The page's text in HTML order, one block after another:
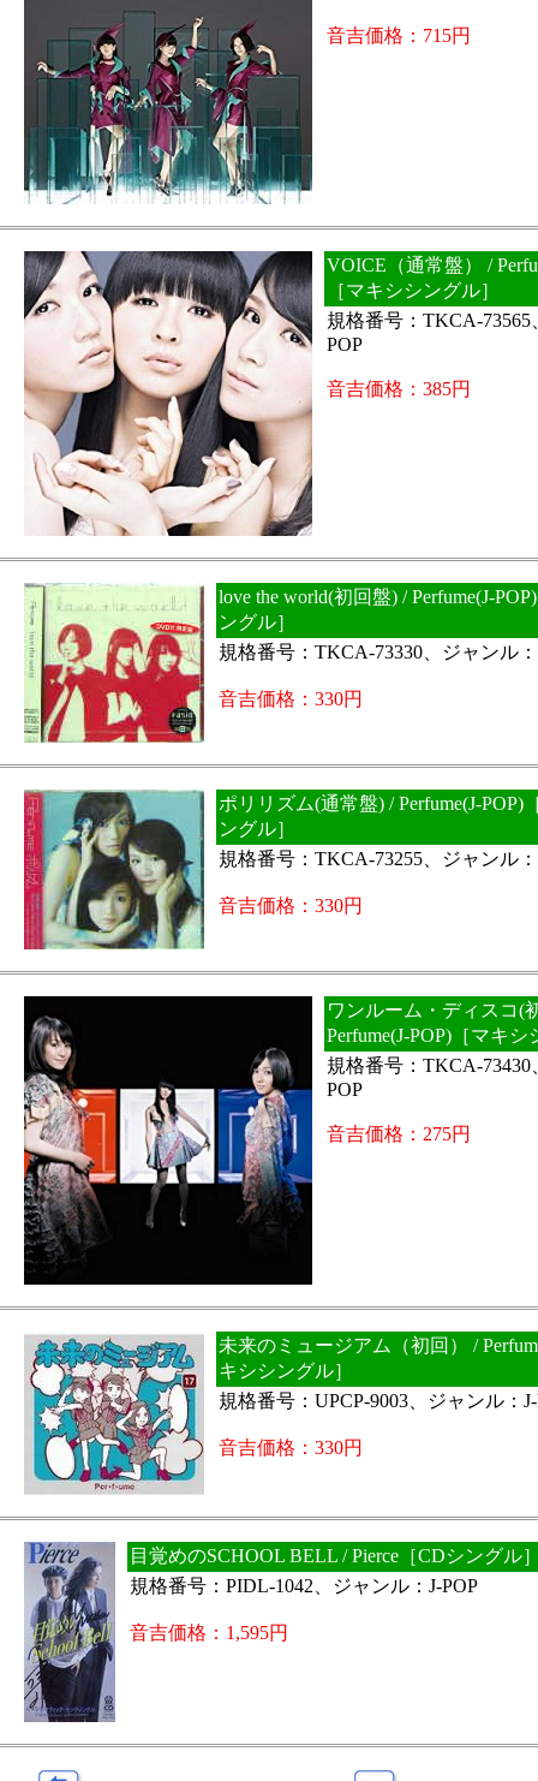
音吉価格：715円
VOICE（通常盤） /
［マキシシングル］
規格番号：TKCA-73565
POP
音吉価格：385円
love the world(初回盤) / Perfume(J-
ングル］
規格番号：TKCA-73330、ジャンル：
音吉価格：330円
ポリリズム(通常盤) / Perfume(J-POP)
ングル］
規格番号：TKCA-73255、ジャンル：
音吉価格：330円
ワンルーム・ディスコ(
Perfume(J-POP)［マキ
規格番号：TKCA-73430
POP
音吉価格：275円
未来のミュージアム（初回） /
キシシングル］
規格番号：UPCP-9003、ジャンル：J-
音吉価格：330円
目覚めのSCHOOL BELL / Pierce［CDシングル
規格番号：PIDL-1042、ジャンル：J-POP
音吉価格：1,595円